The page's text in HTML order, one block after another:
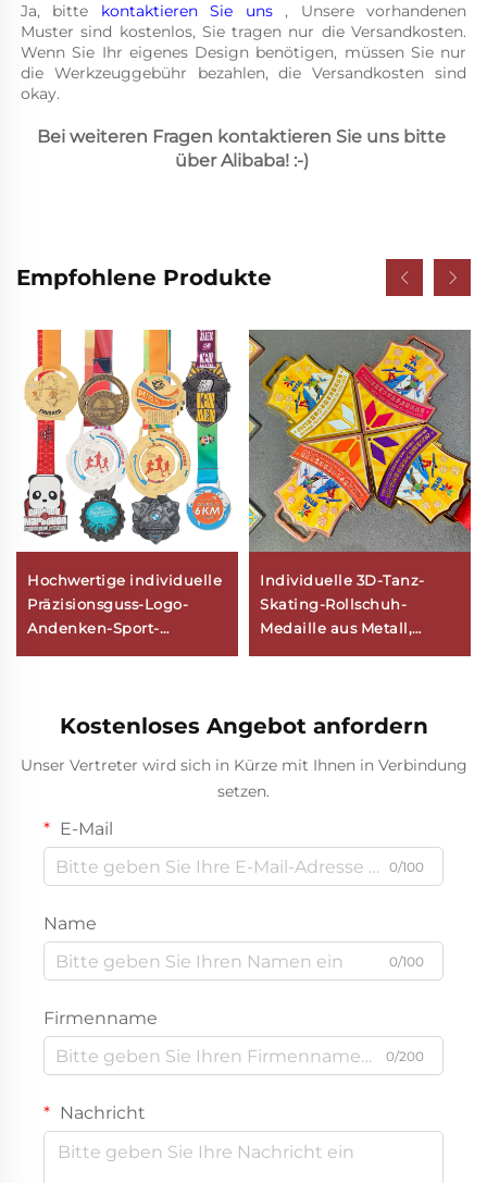
Ja, bitte kontaktieren Sie uns , Unsere vorhandenen
Muster sind kostenlos, Sie tragen nur die Versandkosten.
Wenn Sie Ihr eigenes Design benötigen, müssen Sie nur
die Werkzeuggebühr bezahlen, die Versandkosten sind
okay.
Bei weiteren Fragen kontaktieren Sie uns bitte
über Alibaba! :-)
Empfohlene Produkte
Hochwertige individuelle
Präzisionsguss-Logo-
Andenken-Sport-
Turboform-Medaille mit
Individuelle 3D-Tanz-
Skating-Rollschuh-
Medaille aus Metall,
Zinklegierung, verchromt,
Kostenloses Angebot anfordern
Unser Vertreter wird sich in Kürze mit Ihnen in Verbindung
setzen.
E-Mail
0/100
Name
0/100
Firmenname
0/200
Nachricht